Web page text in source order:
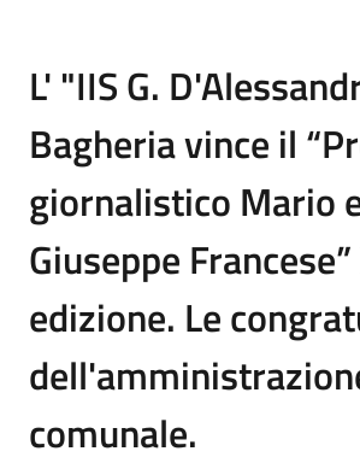
L' "IIS G.
Bagheria vince il
giornalistico Mario
Giuseppe
edizione. Le
comunale.